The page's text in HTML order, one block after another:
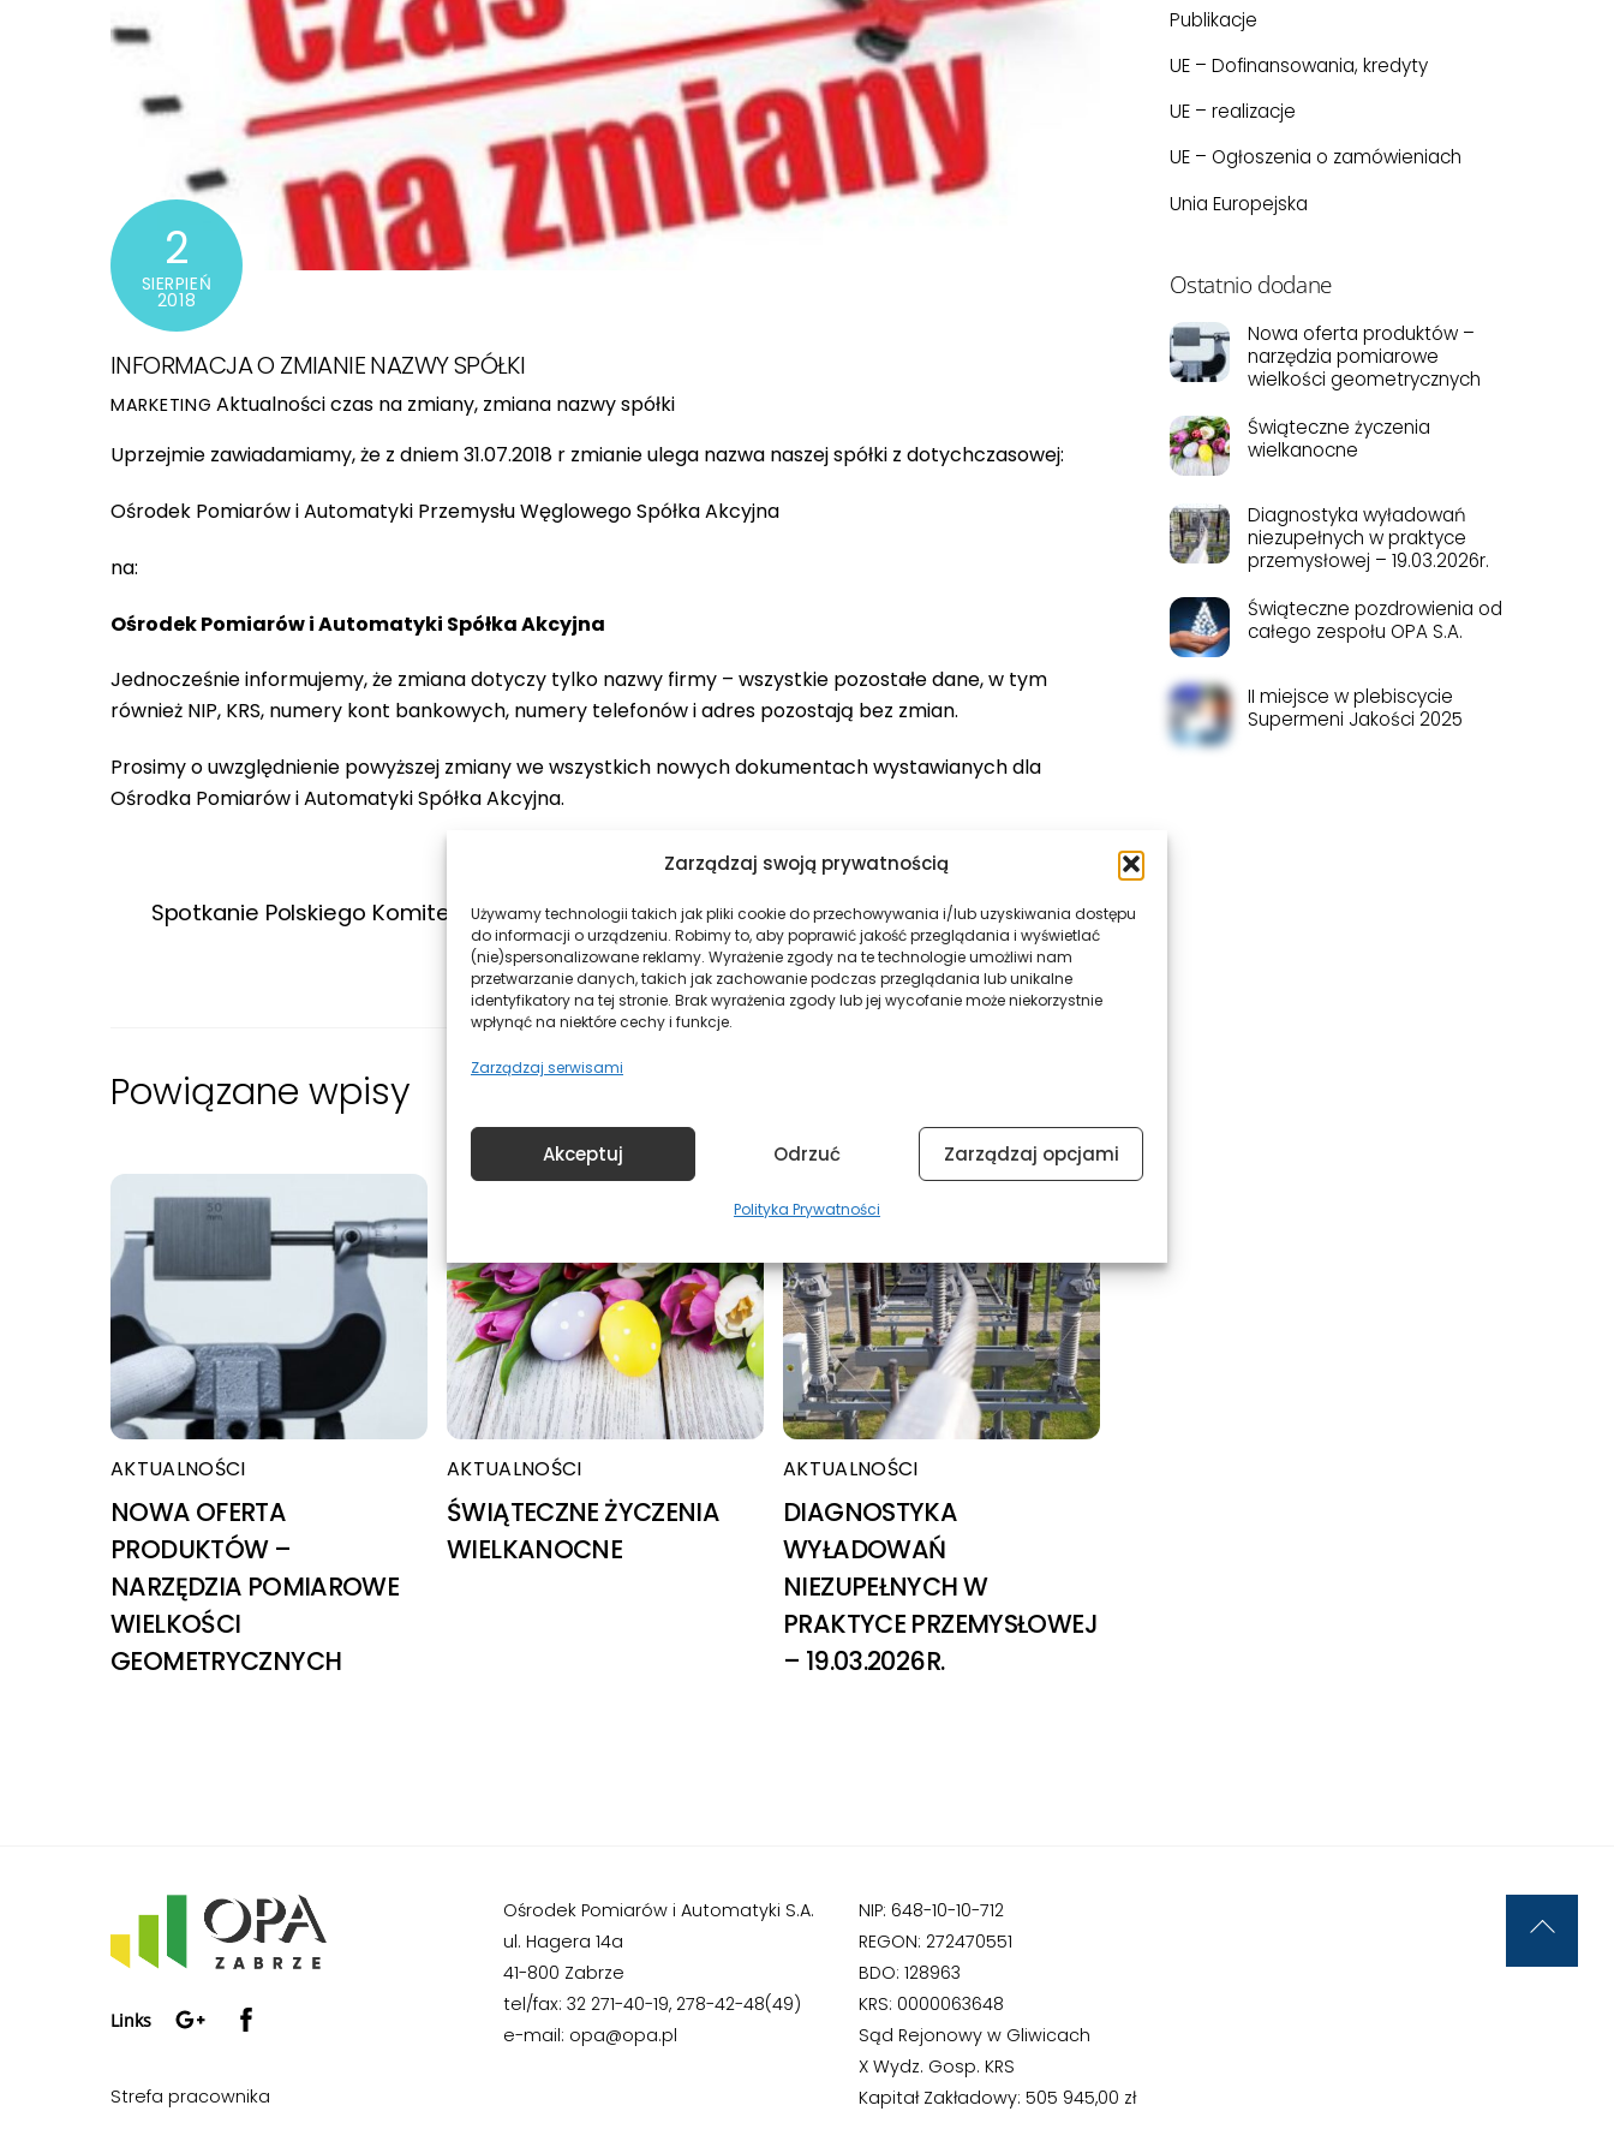
Zarządzaj swoją prywatnością
Używamy technologii takich jak pliki cookie do przechowywania i/lub uzyskiwania dostępu
do informacji o urządzeniu. Robimy to, aby poprawić jakość przeglądania i wyświetlać
(nie)spersonalizowane reklamy. Wyrażenie zgody na te technologie umożliwi nam
przetwarzanie danych, takich jak zachowanie podczas przeglądania lub unikalne
identyfikatory na tej stronie. Brak wyrażenia zgody lub jej wycofanie może niekorzystnie
wpłynąć na niektóre cechy i funkcje.
Zarządzaj serwisami
Akceptuj Odrzuć Zarządzaj opcjami
Polityka Prywatności
2
SIERPIEŃ
2018
INFORMACJA O ZMIANIE NAZWY SPÓŁKI
MARKETING Aktualnościczas na zmiany, zmiana nazwy spółki
Uprzejmie zawiadamiamy, że z dniem 31.07.2018 r zmianie ulega nazwa naszej spółki z dotychczasowej:
Ośrodek Pomiarów i Automatyki Przemysłu Węglowego Spółka Akcyjna
na:
Ośrodek Pomiarów i Automatyki Spółka Akcyjna
Jednocześnie informujemy, że zmiana dotyczy tylko nazwy firmy – wszystkie pozostałe dane, w tym
również NIP, KRS, numery kont bankowych, numery telefonów i adres pozostają bez zmian.
Prosimy o uwzględnienie powyższej zmiany we wszystkich nowych dokumentach wystawianych dla
Ośrodka Pomiarów i Automatyki Spółka Akcyjna.
Spotkanie Polskiego Komitetu Elektrochemicznej Ochrony przed Korozją
Budowa instalacji fotowoltaicznej
Powiązane wpisy
AKTUALNOŚCI
NOWA OFERTA
PRODUKTÓW –
NARZĘDZIA POMIAROWE
WIELKOŚCI
GEOMETRYCZNYCH
AKTUALNOŚCI
ŚWIĄTECZNE ŻYCZENIA
WIELKANOCNE
AKTUALNOŚCI
DIAGNOSTYKA
WYŁADOWAŃ
NIEZUPEŁNYCH W
PRAKTYCE PRZEMYSŁOWEJ
– 19.03.2026R.
Publikacje
UE – Dofinansowania, kredyty
UE – realizacje
UE – Ogłoszenia o zamówieniach
Unia Europejska
Ostatnio dodane
Nowa oferta produktów –
narzędzia pomiarowe
wielkości geometrycznych
Świąteczne życzenia
wielkanocne
Diagnostyka wyładowań
niezupełnych w praktyce
przemysłowej – 19.03.2026r.
Świąteczne pozdrowienia od
całego zespołu OPA S.A.
II miejsce w plebiscycie
Supermeni Jakości 2025
Links
Google+
Strefa pracownika
Ośrodek Pomiarów i Automatyki S.A.
ul. Hagera 14a
41-800 Zabrze
tel/fax: 32 271-40-19, 278-42-48(49)
e-mail: opa@opa.pl
NIP: 648-10-10-712
REGON: 272470551
BDO: 128963
KRS: 0000063648
Sąd Rejonowy w Gliwicach
X Wydz. Gosp. KRS
Kapitał Zakładowy: 505 945,00 zł